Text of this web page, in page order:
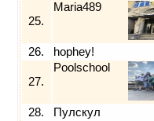
25.
Maria489
26. hophey!
27.
Poolschool
28. Пулскул